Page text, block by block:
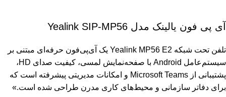
آی پی فون یالینک مدل Yealink SIP-MP56
تلفن تحت شبکه Yealink MP56 E2 یک آی‌پی‌فون حرفه‌ای مبتنی بر
سیستم‌عامل Android با صفحه‌نمایش لمسی، کیفیت صدای HD،
پشتیبانی از Microsoft Teams و امکانات مدیریتی پیشرفته است که
برای دفاتر سازمانی و محیط‌های کاری مدرن طراحی شده است.»